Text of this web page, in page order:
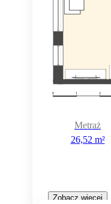
Metraż
26,52 m²
Zobacz więcej